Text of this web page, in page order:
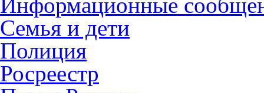
Семья и дети
Полиция
Росреестр